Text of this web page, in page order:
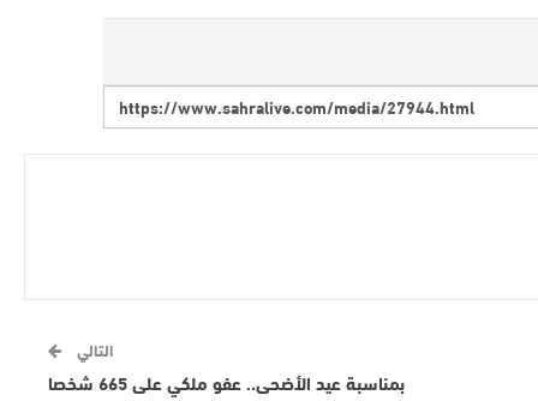
التالي
بمناسبة عيد الأضحى.. عفو ملكي على 665 شخصا